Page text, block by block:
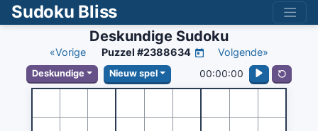
Sudoku Bliss
Deskundige Sudoku
«Vorige Puzzel #2388634 Volgende»
Deskundige Nieuw spel 00:00:00